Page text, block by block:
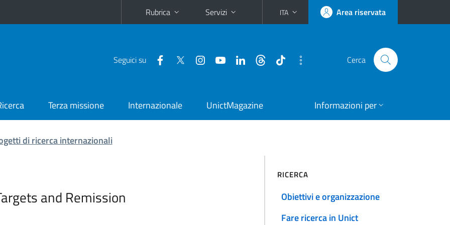
Rubrica Servizi ITA Area riservata
Seguici su Cerca
Terza missione Internazionale UnictMagazine Informazioni per
di ricerca internazionali
and Remission
RICERCA
Obiettivi e organizzazione
Fare ricerca in Unict